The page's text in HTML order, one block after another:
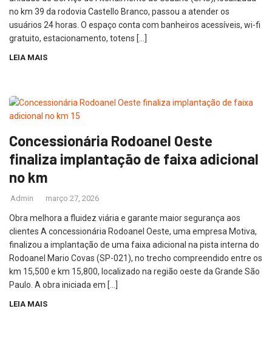
no km 39 da rodovia Castello Branco, passou a atender os
usuários 24 horas. O espaço conta com banheiros acessíveis, wi-fi
gratuito, estacionamento, totens […]
LEIA MAIS
Concessionária Rodoanel Oeste
finaliza implantação de faixa adicional
no km
Admin março 27, 2026
Obra melhora a fluidez viária e garante maior segurança aos
clientes A concessionária Rodoanel Oeste, uma empresa Motiva,
finalizou a implantação de uma faixa adicional na pista interna do
Rodoanel Mario Covas (SP-021), no trecho compreendido entre os
km 15,500 e km 15,800, localizado na região oeste da Grande São
Paulo. A obra iniciada em […]
LEIA MAIS